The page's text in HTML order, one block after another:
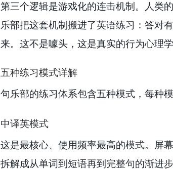
第三个逻辑是游戏化的连击机制。人类
乐部把这套机制搬进了英语练习：答对
来。这不是噱头，这是真实的行为心理学
五种练习模式详解
句乐部的练习体系包含五种模式，每种
中译英模式
这是最核心、使用频率最高的模式。屏
拆解成从单词到短语再到完整句的渐进步